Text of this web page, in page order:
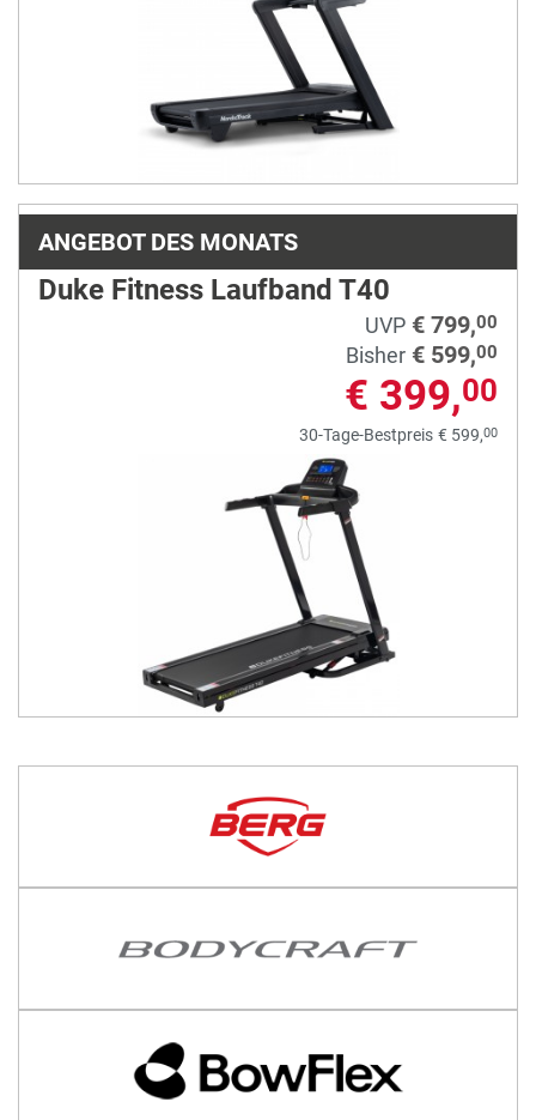
ANGEBOT DES MONATS
Duke Fitness Laufband T40
UVP € 799,00
Bisher € 599,00
€ 399,00
30-Tage-Bestpreis € 599,00